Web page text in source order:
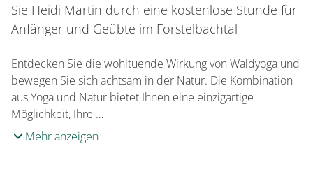
Sie Heidi Martin durch eine kostenlose Stunde für
Anfänger und Geübte im Forstelbachtal
Entdecken Sie die wohltuende Wirkung von Waldyoga und
bewegen Sie sich achtsam in der Natur. Die Kombination
aus Yoga und Natur bietet Ihnen eine einzigartige
Möglichkeit, Ihre …
Mehr anzeigen